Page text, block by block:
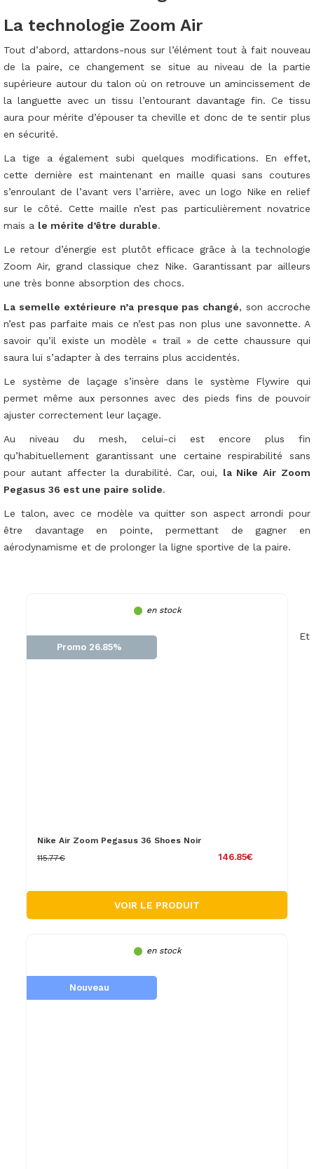
La technologie Zoom Air
Tout d’abord, attardons-nous sur l’élément tout à fait nouveau
de la paire, ce changement se situe au niveau de la partie
supérieure autour du talon où on retrouve un amincissement de
la languette avec un tissu l’entourant davantage fin. Ce tissu
aura pour mérite d’épouser ta cheville et donc de te sentir plus
en sécurité.
La tige a également subi quelques modifications. En effet,
cette dernière est maintenant en maille quasi sans coutures
s’enroulant de l’avant vers l’arrière, avec un logo Nike en relief
sur le côté. Cette maille n’est pas particulièrement novatrice
mais a le mérite d’être durable.
Le retour d’énergie est plutôt efficace grâce à la technologie
Zoom Air, grand classique chez Nike. Garantissant par ailleurs
une très bonne absorption des chocs.
La semelle extérieure n’a presque pas changé, son accroche
n’est pas parfaite mais ce n’est pas non plus une savonnette. A
savoir qu’il existe un modèle « trail » de cette chaussure qui
saura lui s’adapter à des terrains plus accidentés.
Le système de laçage s’insère dans le système Flywire qui
permet même aux personnes avec des pieds fins de pouvoir
ajuster correctement leur laçage.
Au niveau du mesh, celui-ci est encore plus fin
qu’habituellement garantissant une certaine respirabilité sans
pour autant affecter la durabilité. Car, oui, la Nike Air Zoom
Pegasus 36 est une paire solide.
Le talon, avec ce modèle va quitter son aspect arrondi pour
être davantage en pointe, permettant de gagner en
aérodynamisme et de prolonger la ligne sportive de la paire.
en stock
Promo 26.85%
Nike Air Zoom Pegasus 36 Shoes Noir
146.85€
115.77€
VOIR LE PRODUIT
en stock
Nouveau
Et